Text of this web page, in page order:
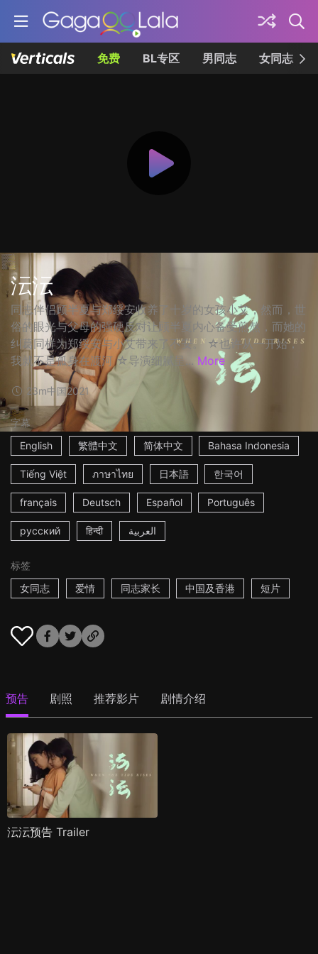
免费 BL专区 男同志 女同志
沄沄
同志伴侣顾半夏与郑绥安收养了十岁的女孩小艾，然而，世
俗的眼光与父母的强硬反对让顾半夏内心备受煎熬，而她的
纠葛同样为郑绥安与小艾带来了不安。 ☆也许从一开始，
我就不是孤身在渡河 ☆导演细腻呈... More
23m中国2021
字幕
English
繁體中文 简体中文 Bahasa Indonesia
Tiếng Việt ภาษาไทย 日本語 한국어
français Deutsch Español Português
русский हिन्दी العربية
标签
女同志
爱情 同志家长 中国及香港 短片
预告 剧照 推荐影片 剧情介绍
沄沄预告 Trailer